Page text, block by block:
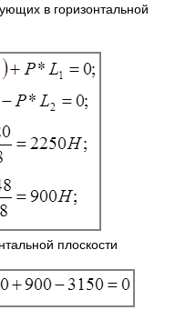
в горизонтальной
плоскости